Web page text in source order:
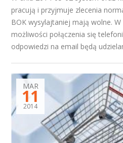
pracują i przyjmuje zlecenia
BOK wysylajtaniej mają wolne.
możliwości połączenia się
odpowiedzi na email będą
MAR
11
2014